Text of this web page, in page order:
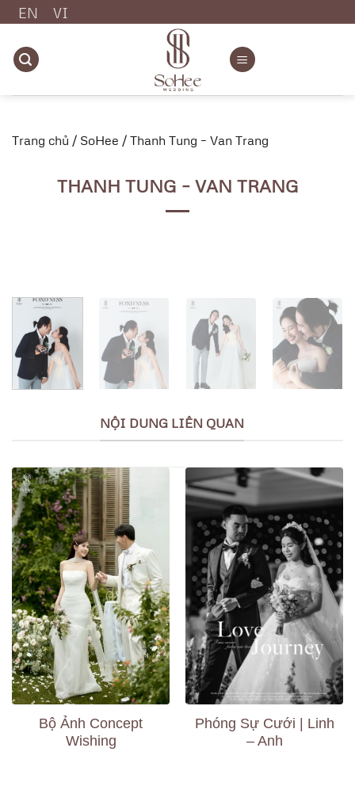
Chuyển
đến
nội
dung
EN VI
Trang chủ / SoHee / Thanh Tung – Van Trang
THANH TUNG – VAN TRANG
NỘI DUNG LIÊN QUAN
Bộ Ảnh Concept
Wishing
Phóng Sự Cưới | Linh
– Anh